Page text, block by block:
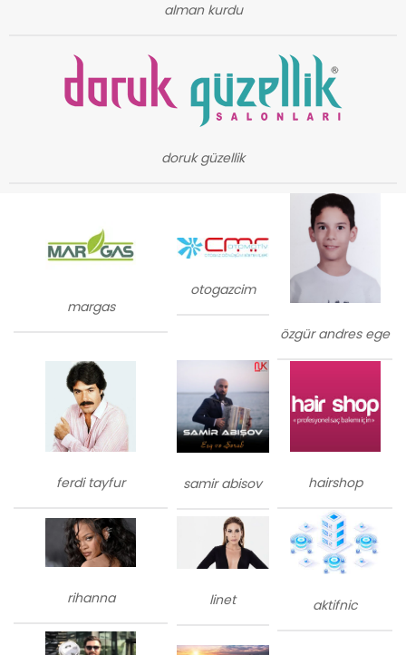
alman kurdu
doruk güzellik
margas
otogazcim
özgür andres ege
ferdi tayfur samir abisov hairshop
rihanna linet aktifnic